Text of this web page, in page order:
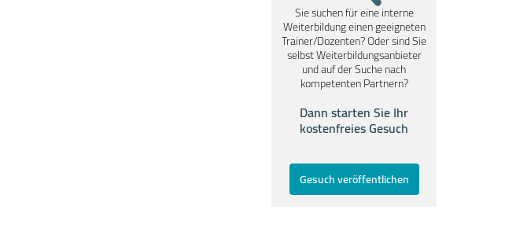
Sie suchen für eine interne
Weiterbildung einen geeigneten
Trainer/Dozenten? Oder sind Sie
selbst Weiterbildungsanbieter
und auf der Suche nach
kompetenten Partnern?
Dann starten Sie Ihr
kostenfreies Gesuch
Gesuch veröffentlichen